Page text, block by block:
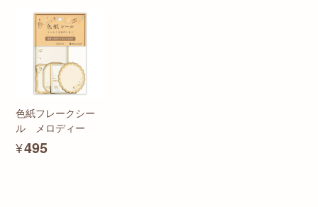
色紙フレークシー
ル メロディー
¥495